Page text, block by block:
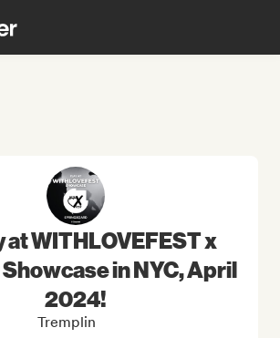
at WITHLOVEFEST x
in NYC, April
2024!
Tremplin